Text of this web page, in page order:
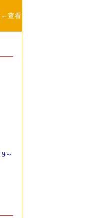
←查看
9～